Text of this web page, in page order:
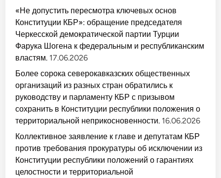
«Не допустить пересмотра ключевых основ
Конституции КБР»: обращение председателя
Черкесской демократической партии Турции
Фарука Шогена к федеральным и республиканским
властям. 17.06.2026
Более сорока северокавказских общественных
организаций из разных стран обратились к
руководству и парламенту КБР с призывом
сохранить в Конституции республики положения о
территориальной неприкосновенности. 16.06.2026
Коллективное заявление к главе и депутатам КБР
против требования прокуратуры об исключении из
Конституции республики положений о гарантиях
целостности и территориальной